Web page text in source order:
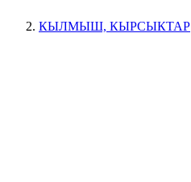
КЫЛМЫШ, КЫРСЫКТАР